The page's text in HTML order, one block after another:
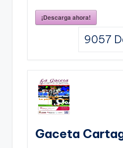
¡Descarga ahora!
9057
Gaceta